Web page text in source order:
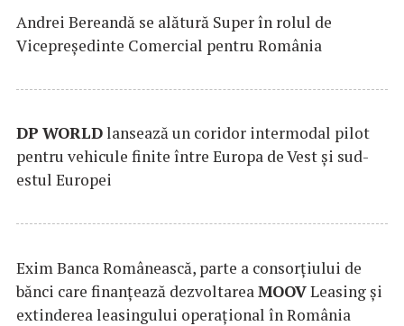
Andrei Bereandă se alătură Super în rolul de
Vicepreședinte Comercial pentru România
DP WORLDlansează un coridor intermodal pilot
pentru vehicule finite între Europa de Vest și sud-
estul Europei
Exim Banca Românească, parte a consorțiului de
bănci care finanțează dezvoltarea MOOVLeasing și
extinderea leasingului operațional în România